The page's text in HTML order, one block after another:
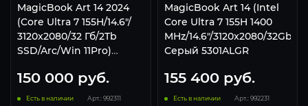
MagicBook Art 14 2024
(Core Ultra 7 155H/14.6"/
3120x2080/32 Гб/2Tb
SSD/Arc/Win 11Pro)
150 000 руб.
Есть в наличии Арт.: 992311
MagicBook Art 14 (Intel
Core Ultra 7 155H 1400
MHz/14.6"/3120x2080/32Gb/
Серый 5301ALGR
155 400руб.
Есть в наличии Арт.: 992231